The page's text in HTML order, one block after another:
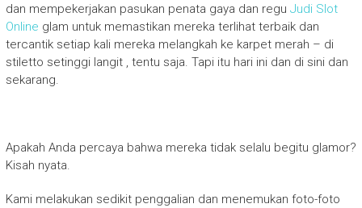
dan mempekerjakan pasukan penata gaya dan regu Judi Slot
Online glam untuk memastikan mereka terlihat terbaik dan
tercantik setiap kali mereka melangkah ke karpet merah – di
stiletto setinggi langit , tentu saja. Tapi itu hari ini dan di sini dan
sekarang.
Apakah Anda percaya bahwa mereka tidak selalu begitu glamor?
Kisah nyata.
Kami melakukan sedikit penggalian dan menemukan foto-foto